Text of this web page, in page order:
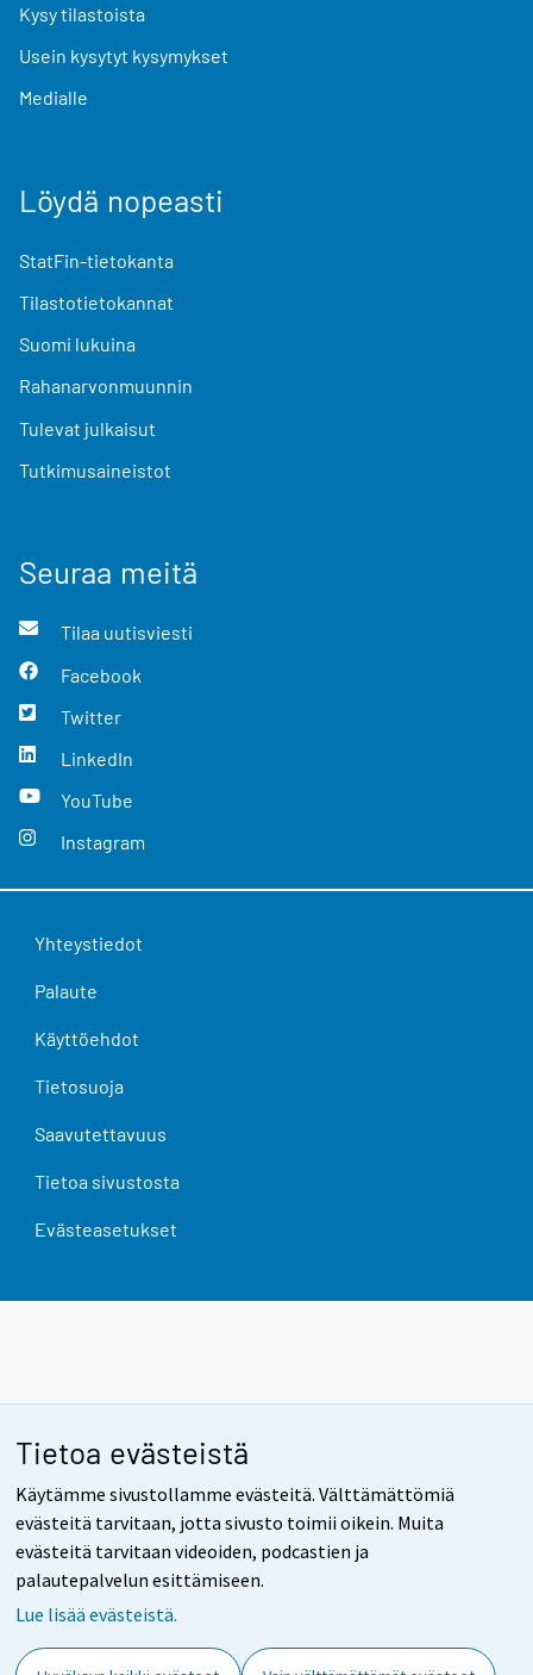
Tietoa evästeistä
Käytämme sivustollamme evästeitä. Välttämättömiä
evästeitä tarvitaan, jotta sivusto toimii oikein. Muita
evästeitä tarvitaan videoiden, podcastien ja
palautepalvelun esittämiseen.
Lue lisää evästeistä.
Kysy tilastoista
Usein kysytyt kysymykset
Medialle
Löydä nopeasti
StatFin-tietokanta
Tilastotietokannat
Suomi lukuina
Rahanarvonmuunnin
Tulevat julkaisut
Tutkimusaineistot
Seuraa meitä
Tilaa uutisviesti
Facebook
Twitter
LinkedIn
YouTube
Instagram
Yhteystiedot
Palaute
Käyttöehdot
Tietosuoja
Saavutettavuus
Tietoa sivustosta
Evästeasetukset